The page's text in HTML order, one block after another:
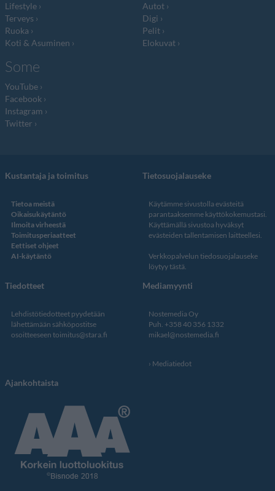
Lifestyle
Terveys
Ruoka
Koti & Asuminen
Autot
Digi
Pelit
Elokuvat
Some
YouTube
Facebook
Instagram
Twitter
Kustantaja ja toimitus
Tietoa meistä
Oikaisukäytäntö
Ilmoita virheestä
Toimitusperiaatteet
Eettiset ohjeet
AI-käytäntö
Tietosuojalauseke
Käytämme sivustolla evästeitä
parantaaksemme käyttökokemustasi.
Käyttämällä sivustoa hyväksyt
evästeiden tallentamisen laitteellesi.
Verkkopalvelun tiedosuojalauseke
löytyy tästä.
Tiedotteet
Lehdistötiedotteet pyydetään
lähettämään sähköpostitse
osoitteeseen toimitus@stara.fi
Mediamyynti
Nostemedia Oy
Puh. +358 40 356 1332
mikael@nostemedia.fi
Mediatiedot
Ajankohtaista